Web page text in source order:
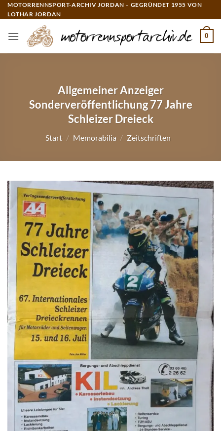
Zum
Inhalt
MOTORRENNSPORT-ARCHIV JORDAN – GEGRÜNDET 1955 VON
LOTHAR JORDAN
0
Allgemeiner Anzeiger
Sonderveröffentlichung 77 Jahre
Schleizer Dreieck
Start / Memorabilia / Zeitschriften